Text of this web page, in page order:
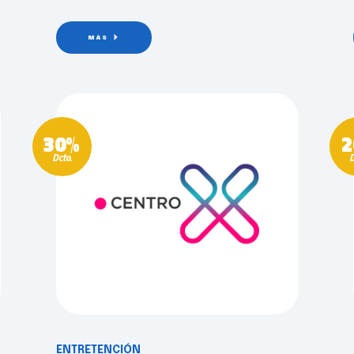
MÁS
30%
Dcto.
ENTRETENCIÓN